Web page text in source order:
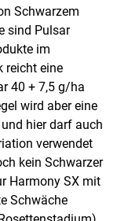
Schwarzem
sind Pulsar
im
reicht eine
40 + 7,5 g/ha
wird aber eine
hier darf auch
verwendet
kein Schwarzer
Harmony SX mit
Schwäche